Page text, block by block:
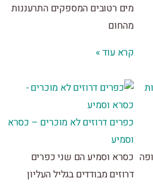
מים רטובים המספקים התרעננות
מהחום
קרא עוד »
כפרים דרוזים לא מוכרים – כסרא
וסמיע
כסרא וסמיע הם שני כפרים
דרוזים מבודדים בגליל העליון